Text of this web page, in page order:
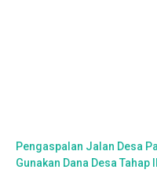
Pengaspalan Jalan Desa
Gunakan Dana Desa Tahap II